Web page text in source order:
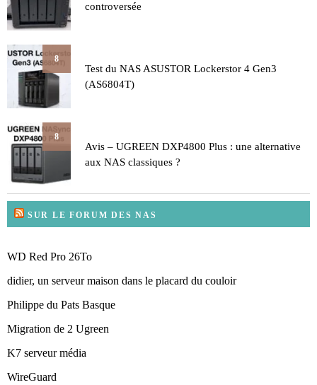
controversée
8
Test du NAS ASUSTOR Lockerstor 4 Gen3
(AS6804T)
8
Avis – UGREEN DXP4800 Plus : une alternative
aux NAS classiques ?
SUR LE FORUM DES NAS
WD Red Pro 26To
didier, un serveur maison dans le placard du couloir
Philippe du Pats Basque
Migration de 2 Ugreen
K7 serveur média
WireGuard